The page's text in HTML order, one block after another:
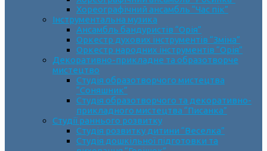
Хореографічний ансамбль “Час пік”
Інструментальна музика
Ансамбль бандуристів “Орія”
Оркестр духових інструментів “Зміна”
Оркестр народних інструментів “Орія”
Декоративно-прикладне та образотворче
мистецтво
Cтудія образотворчого мистецтва
“Соняшник”
Студія образотворчого та декоративно-
прикладного мистецтва “Писанка”
Студії раннього розвитку
Студія розвитку дитини “Веселка”
Студія дошкільної підготовки та